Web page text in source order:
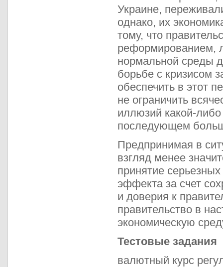
Украине,
однако, их
тому, что
реформированием,
нормальной среды
борьбе с кризисом
обеспечить в этот
не ограничить
иллюзий какой-
последующем
Предпринимая в
взгляд менее
принятие
эффекта за счет
и доверия к
правительство в
экономическую
Тестовые задания
валютный курс